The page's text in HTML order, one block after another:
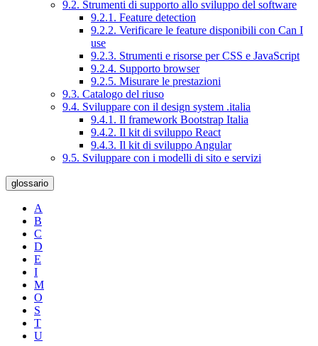
9.2. Strumenti di supporto allo sviluppo del software
9.2.1. Feature detection
9.2.2. Verificare le feature disponibili con Can I
use
9.2.3. Strumenti e risorse per CSS e JavaScript
9.2.4. Supporto browser
9.2.5. Misurare le prestazioni
9.3. Catalogo del riuso
9.4. Sviluppare con il design system .italia
9.4.1. Il framework Bootstrap Italia
9.4.2. Il kit di sviluppo React
9.4.3. Il kit di sviluppo Angular
9.5. Sviluppare con i modelli di sito e servizi
glossario
A
B
C
D
E
I
M
O
S
T
U